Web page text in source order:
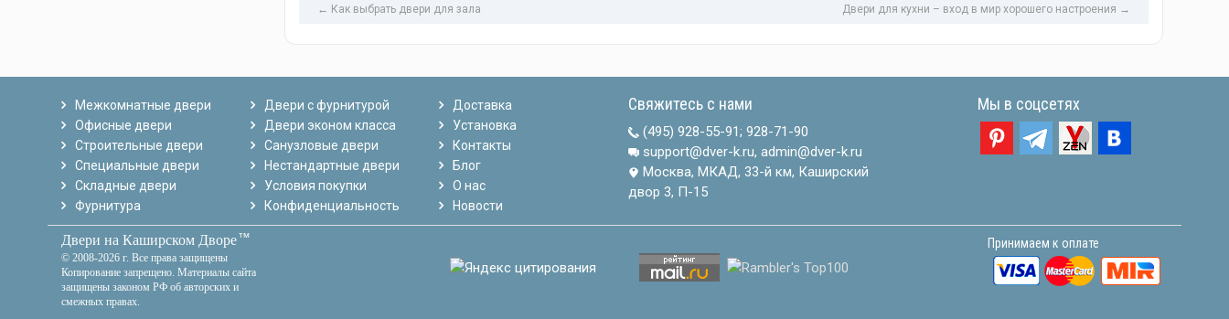
← Как выбрать двери для зала Двери для кухни – вход в мир хорошего настроения →
Межкомнатные двери
Офисные двери
Строительные двери
Специальные двери
Складные двери
Фурнитура
Двери с фурнитурой
Двери эконом класса
Санузловые двери
Нестандартные двери
Условия покупки
Конфиденциальность
Доставка
Установка
Контакты
Блог
О нас
Новости
Свяжитесь с нами
(495) 928-55-91; 928-71-90
support@dver-k.ru, admin@dver-k.ru
Москва, МКАД, 33-й км, Каширский
двор 3, П-15
Мы в соцсетях
Двери на Каширском Дворетм
© 2008-2026 г. Все права защищены
Копирование запрещено. Материалы сайта
защищены законом РФ об авторских и
смежных правах.
Принимаем к оплате